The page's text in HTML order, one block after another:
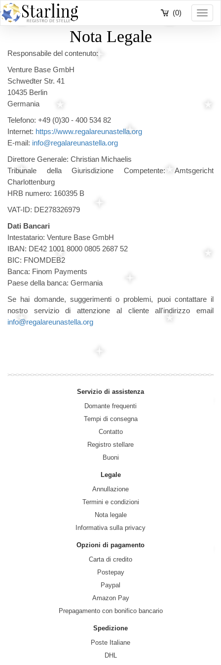
(0)
Nota Legale
Responsabile del contenuto:
Venture Base GmbH
Schwedter Str. 41
10435 Berlin
Germania
Telefono: +49 (0)30 - 400 534 82
Internet: https://www.regalareunastella.org
E-mail: info@regalareunastella.org
Direttore Generale: Christian Michaelis
Tribunale della Giurisdizione Competente: Amtsgericht
Charlottenburg
HRB numero: 160395 B
VAT-ID: DE278326979
Dati Bancari
Intestatario: Venture Base GmbH
IBAN: DE42 1001 8000 0805 2687 52
BIC: FNOMDEB2
Banca: Finom Payments
Paese della banca: Germania
Se hai domande, suggerimenti o problemi, puoi contattare il
nostro servizio di attenzione al cliente all'indirizzo email
info@regalareunastella.org
Servizio di assistenza
Domante frequenti
Tempi di consegna
Contatto
Registro stellare
Buoni
Legale
Annullazione
Termini e condizioni
Nota legale
Informativa sulla privacy
Opzioni di pagamento
Carta di credito
Postepay
Paypal
Amazon Pay
Prepagamento con bonifico bancario
Spedizione
Poste Italiane
DHL